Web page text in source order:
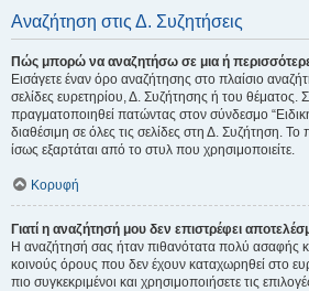
Αναζήτηση στις Δ. Συζητήσεις
Πώς μπορώ να αναζητήσω σε μια ή
Εισάγετε έναν όρο αναζήτησης στο πλαίσιο
σελίδες ευρετηρίου, Δ. Συζήτησης ή του θέματος.
πραγματοποιηθεί πατώντας στον σύνδεσμο
διαθέσιμη σε όλες τις σελίδες στη Δ. Συζήτηση.
ίσως εξαρτάται από το στυλ που χρησιμοποιείτε.
Κορυφή
Γιατί η αναζήτησή μου δεν επιστρέφει
Η αναζήτησή σας ήταν πιθανότατα πολύ ασαφής
κοινούς όρους που δεν έχουν καταχωρηθεί στο
πιο συγκεκριμένοι και χρησιμοποιήσετε τις